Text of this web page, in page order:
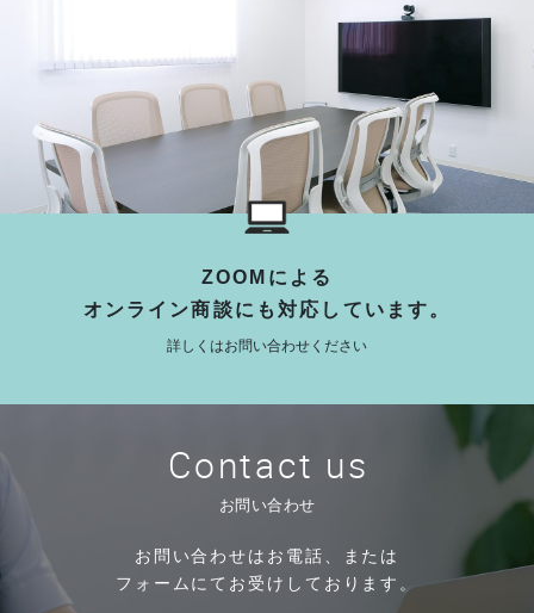
ZOOMによる
オンライン商談にも対応しています。
詳しくはお問い合わせください
Contact us
お問い合わせ
お問い合わせはお電話、または
フォームにてお受けしております。